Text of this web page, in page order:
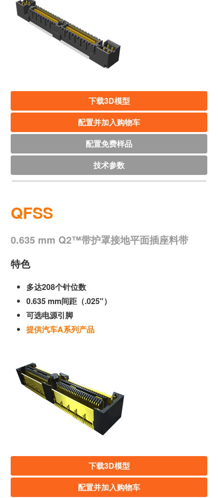
下载3D模型
配置并加入购物车
配置免费样品
技术参数
QFSS
0.635 mm Q2™带护罩接地平面插座料带
特色
多达208个针位数
0.635 mm间距（.025"）
可选电源引脚
提供汽车A系列产品
下载3D模型
配置并加入购物车